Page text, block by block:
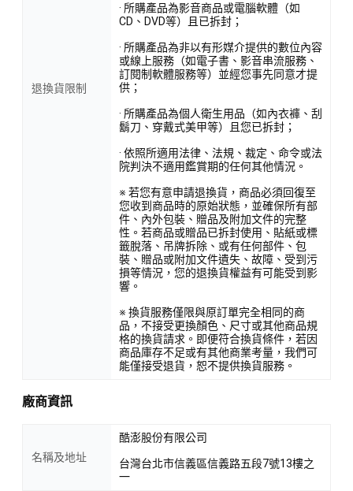
退換貨限制
· 所購產品為影音商品或電腦軟體（如
CD、DVD等）且已拆封；
· 所購產品為非以有形媒介提供的數位內容
或線上服務（如電子書、影音串流服務、
訂閱制軟體服務等）並經您事先同意才提
供；
· 所購產品為個人衛生用品（如內衣褲、刮
鬍刀、穿戴式美甲等）且您已拆封；
· 依照所適用法律、法規、裁定、命令或法
院判決不適用鑑賞期的任何其他情況。
※ 若您有意申請退換貨，商品必須回復至
您收到商品時的原始狀態，並確保所有部
件、內外包裝、贈品及附加文件的完整
性。若商品或贈品已拆封使用、貼紙或標
籤脫落、吊牌拆除、或有任何部件、包
裝、贈品或附加文件遺失、故障、受到污
損等情況，您的退換貨權益有可能受到影
響。
※ 換貨服務僅限與原訂單完全相同的商
品，不接受更換顏色、尺寸或其他商品規
格的換貨請求。即便符合換貨條件，若因
商品庫存不足或有其他商業考量，我們可
能僅接受退貨，恕不提供換貨服務。
廠商資訊
名稱及地址
酷澎股份有限公司
台灣台北市信義區信義路五段7號13樓之
一